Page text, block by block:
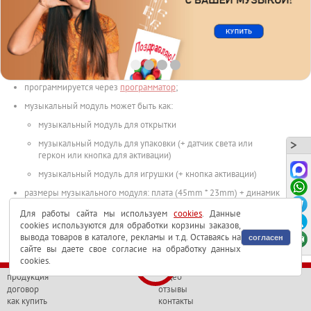
описание видео
музыкальный модуль с однократной записью (не
перезаписываемый) с датчиком света
программируется через программатор;
музыкальный модуль может быть как:
музыкальный модуль для открытки
музыкальный модуль для упаковки (+ датчик света или
геркон или кнопка для активации)
музыкальный модуль для игрушки (+ кнопка активации)
размеры музыкального модуля: плата (45mm * 23mm) + динамик
провода датчика света - 150мм;
максимальная длительность звукового сообщения, которое может
быть записано (песня, мелодия или просто голос): 160 сек.
(максимальное сжатие аудиоролика),
малое количество электронных компонентов на плате, очень
качественное исполнение модуля;
продукция
договор
как купить
видео
отзывы
контакты
Для работы сайта мы используемcookies. Данные
cookies используются для обработки корзины заказов,
вывода товаров в каталоге, рекламы и т.д. Оставаясь на
сайте вы даете свое согласие на обработку данных
cookies.
согласен